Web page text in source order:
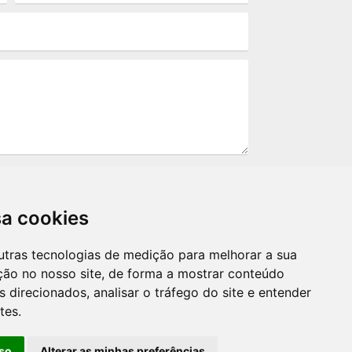
cookies
tecnologias de medição para melhorar a sua
no nosso site, de forma a mostrar conteúdo
direcionados, analisar o tráfego do site e entender
serão utilizados por terceiros, apenas
Ao enviar sua mensagem você
de privacidade.*